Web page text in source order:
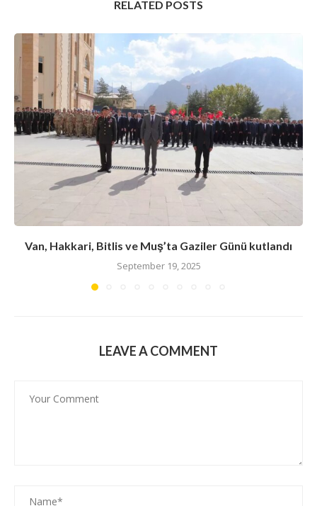
RELATED POSTS
Van, Hakkari, Bitlis ve Muş’ta Gaziler Günü kutlandı
September 19, 2025
LEAVE A COMMENT